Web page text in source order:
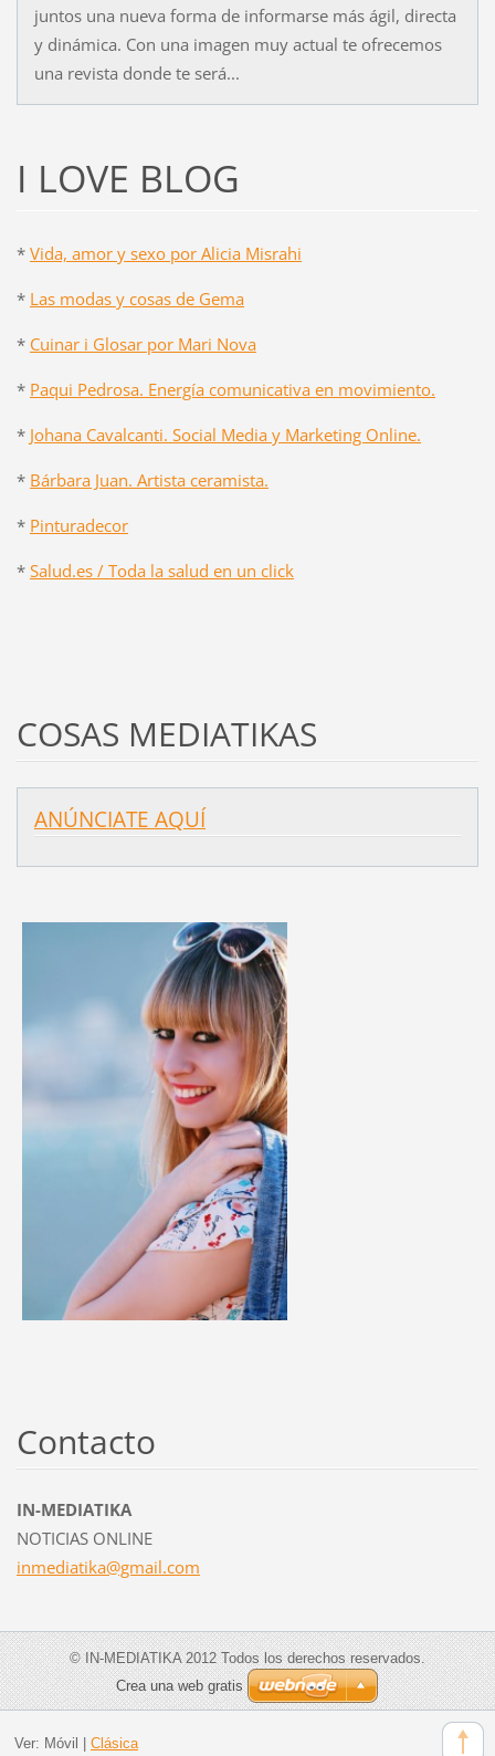
juntos una nueva forma de informarse más ágil, directa
y dinámica. Con una imagen muy actual te ofrecemos
una revista donde te será...
I LOVE BLOG
* Vida, amor y sexo por Alicia Misrahi
* Las modas y cosas de Gema
* Cuinar i Glosar por Mari Nova
* Paqui Pedrosa. Energía comunicativa en movimiento.
* Johana Cavalcanti. Social Media y Marketing Online.
* Bárbara Juan. Artista ceramista.
* Pinturadecor
* Salud.es / Toda la salud en un click
COSAS MEDIATIKAS
ANÚNCIATE AQUÍ
Contacto
IN-MEDIATIKA
NOTICIAS ONLINE
inmediatika@gmail.com
© IN-MEDIATIKA 2012 Todos los derechos reservados.
Crea una web gratis
Ver: Móvil Clásica